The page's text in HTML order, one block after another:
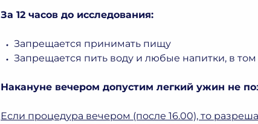
За 12 часов до исследования:
Запрещается принимать пищу
Запрещается пить воду и любые напитки, в
Накануне вечером допустим легкий ужин не
Если процедура вечером (после 16.00), то